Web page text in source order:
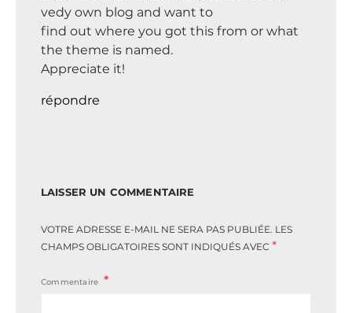
vedy own blog and want to
find out where you got this from or what
the theme is named.
Appreciate it!
répondre
LAISSER UN COMMENTAIRE
VOTRE ADRESSE E-MAIL NE SERA PAS PUBLIÉE. LES
CHAMPS OBLIGATOIRES SONT INDIQUÉS AVEC *
Commentaire